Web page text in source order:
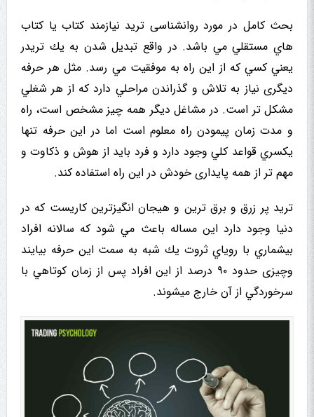
بحث كامل در مورد روانشناسی ترید نیازمند کتاب یا کتاب
هاي مستقلي مي باشد. در واقع تبدیل شدن به يك تريدر
يعني کسي که از این راه به موفقيت مي رسد. مثل هر حرفه
دیگری نیاز به تلاش و گذراندن مراحلي دارد که از هر شغلي
مشكل تر است. در مشاغل دیگر همه چیز مشخص است، راه
و مدت زمان پیمودن راه معلوم است اما در این حرفه تنها
يكسري قواعد كلي وجود دارد و فرد باید از هوش و ذکاوت و
مهم تر از همه پایداری خودش در این راه استفاده کند.
ترید پر زرق و برق ترین و هیجان انگیزترین کاریست که در
دنیا وجود دارد این مساله باعث مي شود که سالانه افراد
بیشماري با روياي ثروت يك شبه به سمت این حرفه بیایند
وچیزی حدود ۹۰ درصد از این افراد پس از زمان کوتاهي با
سرخوردگي از آن خارج ميشوند.